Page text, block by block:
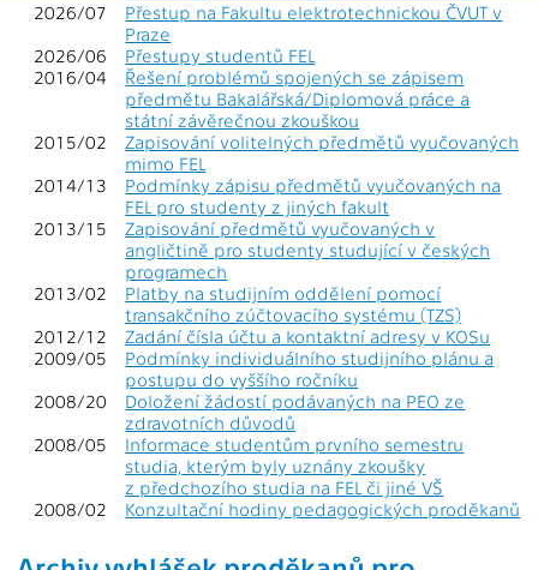
2026/07
Přestup na Fakultu elektrotechnickou ČVUT v
Praze
2026/06
Přestupy studentů FEL
2016/04
Řešení problémů spojených se zápisem
předmětu Bakalářská/Diplomová práce a
státní závěrečnou zkouškou
2015/02
Zapisování volitelných předmětů vyučovaných
mimo FEL
2014/13
Podmínky zápisu předmětů vyučovaných na
FEL pro studenty z jiných fakult
2013/15
Zapisování předmětů vyučovaných v
angličtině pro studenty studující v českých
programech
2013/02
Platby na studijním oddělení pomocí
transakčního zúčtovacího systému (TZS)
2012/12
Zadání čísla účtu a kontaktní adresy v KOSu
2009/05
Podmínky individuálního studijního plánu a
postupu do vyššího ročníku
2008/20
Doložení žádostí podávaných na PEO ze
zdravotních důvodů
2008/05
Informace studentům prvního semestru
studia, kterým byly uznány zkoušky
z předchozího studia na FEL či jiné VŠ
2008/02
Konzultační hodiny pedagogických proděkanů